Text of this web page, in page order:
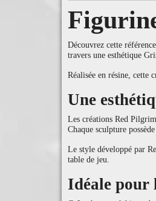
Découvrez cette
travers une esthétique
Réalisée en résine, cette
Une
Les créations Red
Chaque sculpture
Le style développé par
table de jeu.
Idéale pour